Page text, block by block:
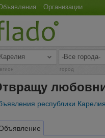
Организации
город
республики Карелия